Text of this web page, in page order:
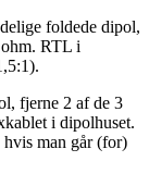
foldede dipol,
RTL i
fjerne 2 af de 3
i dipolhuset.
man går (for)